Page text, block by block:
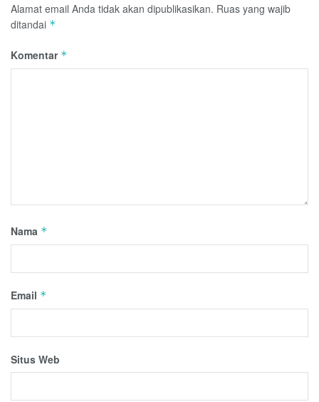
Alamat email Anda tidak akan dipublikasikan. Ruas yang wajib
ditandai *
Komentar *
Nama *
Email *
Situs Web